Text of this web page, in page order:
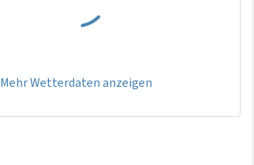
Mehr Wetterdaten anzeigen